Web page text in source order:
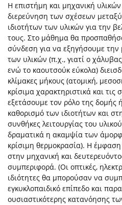
Η επιστήμη και μηχανική
διερεύνηση των σχέσεων
ιδιοτήτων των υλικών για την
τους. Στο μάθημα θα
σύνδεση για να εξηγήσουμε
των υλικών (π.χ., γιατί ο
ενώ το καουτσούκ εύκολα)
κλίμακες μήκους (ατομική,
κρίσιμα χαρακτηριστικά και τις
εξετάσουμε τον ρόλο της δομής
καθορισμό των ιδιοτήτων και
συνθήκες λειτουργίας του
δραματικά η ακαμψία των
κρίσιμη θερμοκρασία). Η
στην μηχανική και
συμπεριφορά. (Οι οπτικές,
ιδιότητες θα μπορούσαν να
εγκυκλοπαιδικό επίπεδο και
ουσιαστικότερης κατανόησης